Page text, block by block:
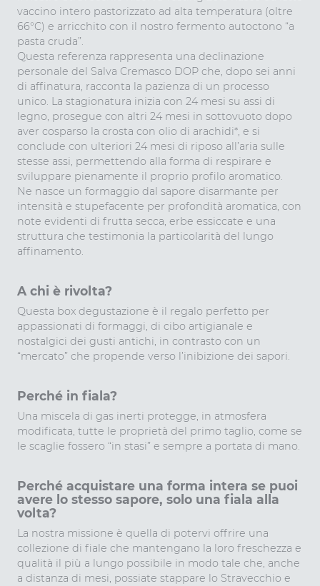
vaccino intero pastorizzato ad alta temperatura (oltre
66°C) e arricchito con il nostro fermento autoctono “a
pasta cruda”.
Questa referenza rappresenta una declinazione
personale del Salva Cremasco DOP che, dopo sei anni
di affinatura, racconta la pazienza di un processo
unico. La stagionatura inizia con 24 mesi su assi di
legno, prosegue con altri 24 mesi in sottovuoto dopo
aver cosparso la crosta con olio di arachidi*, e si
conclude con ulteriori 24 mesi di riposo all’aria sulle
stesse assi, permettendo alla forma di respirare e
sviluppare pienamente il proprio profilo aromatico.
Ne nasce un formaggio dal sapore disarmante per
intensità e stupefacente per profondità aromatica, con
note evidenti di frutta secca, erbe essiccate e una
struttura che testimonia la particolarità del lungo
affinamento.
A chi è rivolta?
Questa box degustazione è il regalo perfetto per
appassionati di formaggi, di cibo artigianale e
nostalgici dei gusti antichi, in contrasto con un
“mercato” che propende verso l’inibizione dei sapori.
Perché in fiala?
Una miscela di gas inerti protegge, in atmosfera
modificata, tutte le proprietà del primo taglio, come se
le scaglie fossero “in stasi” e sempre a portata di mano.
Perché acquistare una forma intera se puoi
avere lo stesso sapore, solo una fiala alla
volta?
La nostra missione è quella di potervi offrire una
collezione di fiale che mantengano la loro freschezza e
qualità il più a lungo possibile in modo tale che, anche
a distanza di mesi, possiate stappare lo Stravecchio e